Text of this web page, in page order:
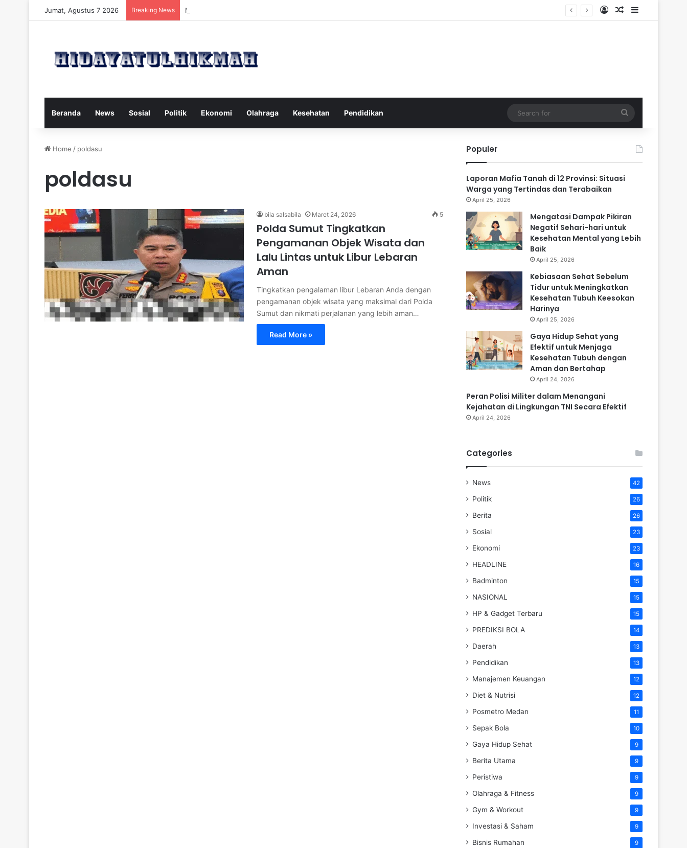
Jumat, Agustus 7 2026 Breaking News Mengatasi Dampak Pikiran Negatif Sehari-hari untuk Kesehatan Mental yang Lebih Baik Log InRandom Article
Sidebar
Beranda News Sosial Politik Ekonomi Olahraga Kesehatan Pendidikan
for
Home / poldasu
poldasu
bila salsabila Maret 24, 2026 5
Polda Sumut Tingkatkan
Pengamanan Objek Wisata dan
Lalu Lintas untuk Libur Lebaran
Aman
Tingkatkan pengalaman libur Lebaran Anda dengan
pengamanan objek wisata yang maksimal dari Polda
Sumut dan nikmati perjalanan yang lebih aman…
Read More »
Populer
Laporan Mafia Tanah di 12 Provinsi: Situasi
Warga yang Tertindas dan Terabaikan
April 25, 2026
Mengatasi Dampak Pikiran
Negatif Sehari-hari untuk
Kesehatan Mental yang Lebih
Baik
April 25, 2026
Kebiasaan Sehat Sebelum
Tidur untuk Meningkatkan
Kesehatan Tubuh Keesokan
Harinya
April 25, 2026
Gaya Hidup Sehat yang
Efektif untuk Menjaga
Kesehatan Tubuh dengan
Aman dan Bertahap
April 24, 2026
Peran Polisi Militer dalam Menangani
Kejahatan di Lingkungan TNI Secara Efektif
April 24, 2026
Categories
News 42
Politik 26
Berita 26
Sosial 23
Ekonomi 23
HEADLINE 16
Badminton 15
NASIONAL 15
HP & Gadget Terbaru 15
PREDIKSI BOLA 14
Daerah 13
Pendidikan 13
Manajemen Keuangan 12
Diet & Nutrisi 12
Posmetro Medan 11
Sepak Bola 10
Gaya Hidup Sehat 9
Berita Utama 9
Peristiwa 9
Olahraga & Fitness 9
Gym & Workout 9
Investasi & Saham 9
Bisnis Rumahan 9